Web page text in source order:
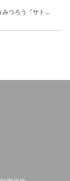
【みつろうTV506話】さとうみつろう『サトレル男塾』編②「不思議な棒をお尻に…」